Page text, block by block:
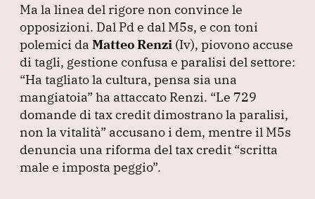
Ma la linea del rigore non convince le
opposizioni. Dal Pd e dal M5s, e con toni
polemici da Matteo Renzi (Iv), piovono accuse
di tagli, gestione confusa e paralisi del settore:
“Ha tagliato la cultura, pensa sia una
mangiatoia” ha attaccato Renzi. “Le 729
domande di tax credit dimostrano la paralisi,
non la vitalità” accusano i dem, mentre il M5s
denuncia una riforma del tax credit “scritta
male e imposta peggio”.